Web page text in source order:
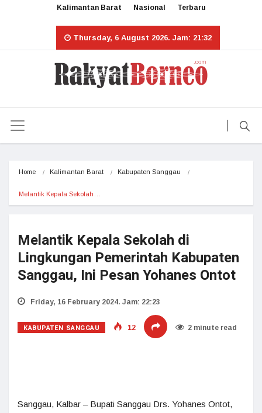
Kalimantan Barat Nasional Terbaru
Thursday, 6 August 2026. Jam: 21:32
Home Kalimantan Barat Kabupaten Sanggau
Melantik Kepala Sekolah…
Melantik Kepala Sekolah di
Lingkungan Pemerintah Kabupaten
Sanggau, Ini Pesan Yohanes Ontot
Friday, 16 February 2024. Jam: 22:23
KABUPATEN SANGGAU 12 2 minute read
Sanggau, Kalbar – Bupati Sanggau Drs. Yohanes Ontot,